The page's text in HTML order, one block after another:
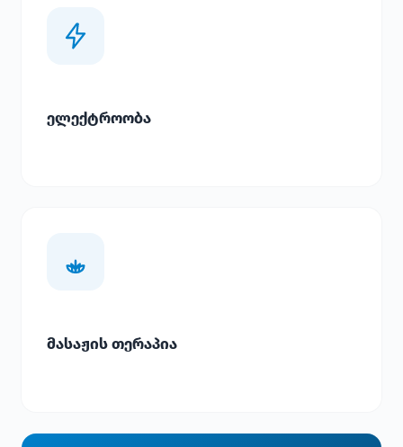
ელექტროობა
მასაჟის თერაპია